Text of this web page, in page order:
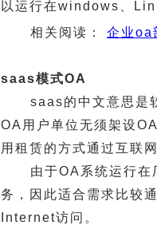
以运行在windows、
相关阅读： 企业oa
saas模式OA
saas的中文意思是
OA用户单位无须架设
用租赁的方式通过互联
由于OA系统运行在
务，因此适合需求比较
Internet访问。